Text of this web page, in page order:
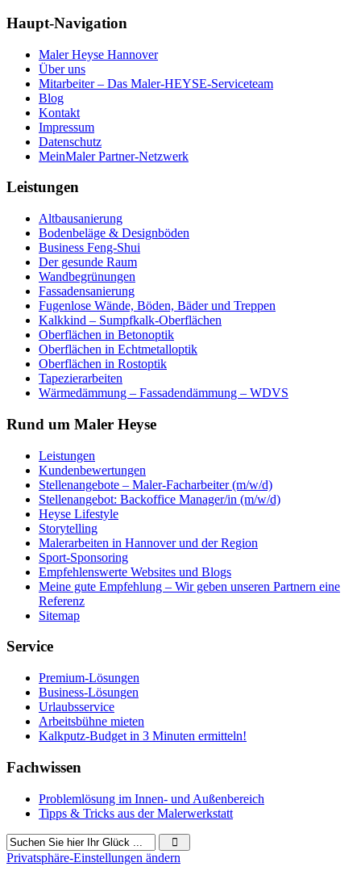
Haupt-Navigation
Maler Heyse Hannover
Über uns
Mitarbeiter – Das Maler-HEYSE-Serviceteam
Blog
Kontakt
Impressum
Datenschutz
MeinMaler Partner-Netzwerk
Leistungen
Altbausanierung
Bodenbeläge & Designböden
Business Feng-Shui
Der gesunde Raum
Wandbegrünungen
Fassadensanierung
Fugenlose Wände, Böden, Bäder und Treppen
Kalkkind – Sumpfkalk-Oberflächen
Oberflächen in Betonoptik
Oberflächen in Echtmetalloptik
Oberflächen in Rostoptik
Tapezierarbeiten
Wärmedämmung – Fassadendämmung – WDVS
Rund um Maler Heyse
Leistungen
Kundenbewertungen
Stellenangebote – Maler-Facharbeiter (m/w/d)
Stellenangebot: Backoffice Manager/in (m/w/d)
Heyse Lifestyle
Storytelling
Malerarbeiten in Hannover und der Region
Sport-Sponsoring
Empfehlenswerte Websites und Blogs
Meine gute Empfehlung – Wir geben unseren Partnern eine
Referenz
Sitemap
Service
Premium-Lösungen
Business-Lösungen
Urlaubsservice
Arbeitsbühne mieten
Kalkputz-Budget in 3 Minuten ermitteln!
Fachwissen
Problemlösung im Innen- und Außenbereich
Tipps & Tricks aus der Malerwerkstatt
Privatsphäre-Einstellungen ändern